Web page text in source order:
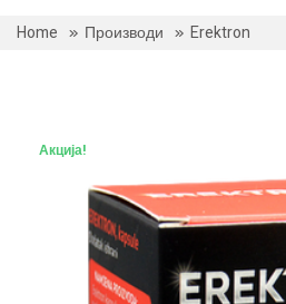
Home Производи Erektron
Акција!